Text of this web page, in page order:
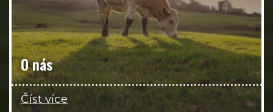
O nás
Číst více